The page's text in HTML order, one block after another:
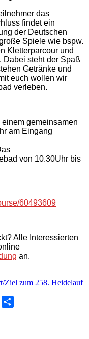
das
findet ein
der Deutschen
Spiele wie bspw.
Kletterparcour und
Dabei steht der Spaß
Getränke und
euch wollen wir
verleben.
gemeinsamen
am Eingang
von 10.30Uhr bis
60493609
Alle Interessierten
an.
Ziel zum 258. Heidelauf
Email